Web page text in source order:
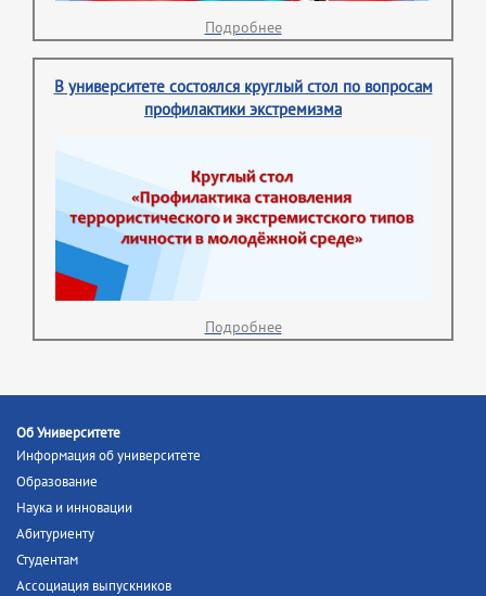
Подробнее
В университете состоялся круглый стол по вопросам
профилактики экстремизма
Подробнее
Об Университете
Информация об университете
Образование
Наука и инновации
Абитуриенту
Студентам
Ассоциация выпускников